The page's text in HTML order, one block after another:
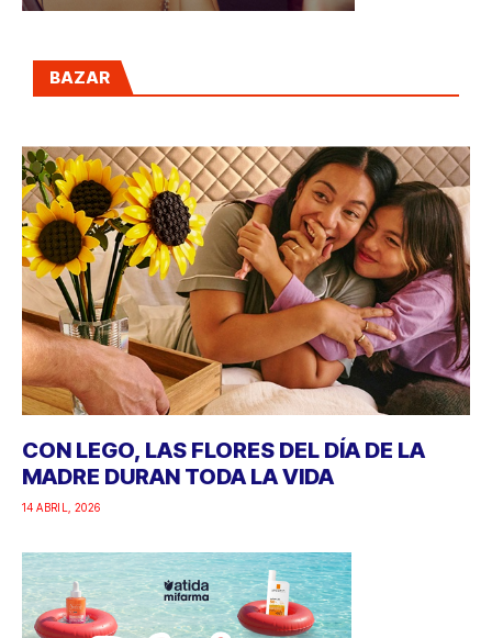
BAZAR
CON LEGO, LAS FLORES DEL DÍA DE LA
MADRE DURAN TODA LA VIDA
14 ABRIL, 2026